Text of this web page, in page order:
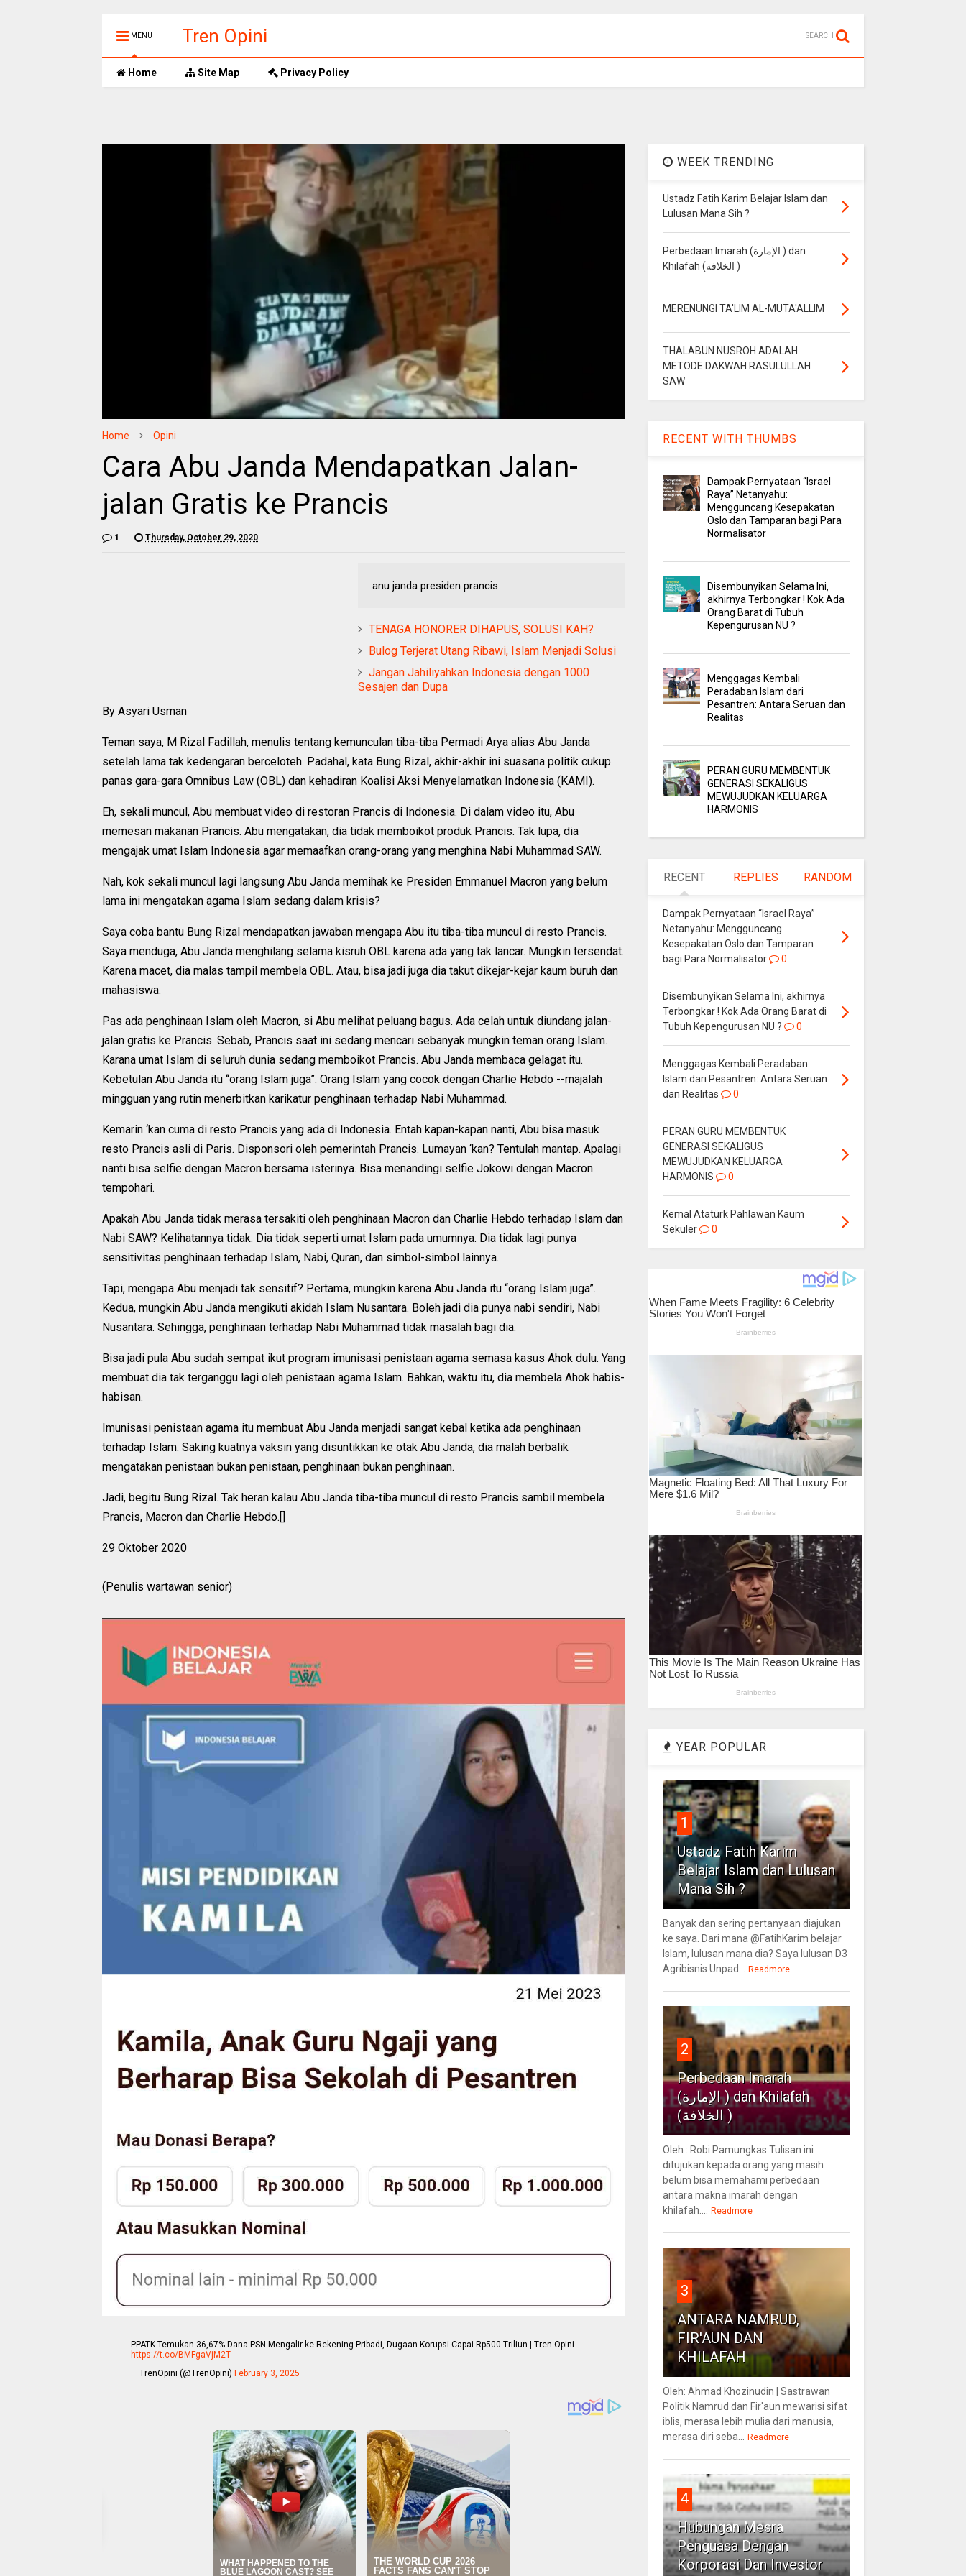
MENU Tren Opini SEARCH
Home Site Map Privacy Policy
Home Opini
Cara Abu Janda Mendapatkan Jalan-
jalan Gratis ke Prancis
1 Thursday, October 29, 2020
anu janda presiden prancis
TENAGA HONORER DIHAPUS, SOLUSI KAH?
Bulog Terjerat Utang Ribawi, Islam Menjadi Solusi
Jangan Jahiliyahkan Indonesia dengan 1000
Sesajen dan Dupa
By Asyari Usman
Teman saya, M Rizal Fadillah, menulis tentang kemunculan tiba-tiba Permadi Arya alias Abu Janda
setelah lama tak kedengaran berceloteh. Padahal, kata Bung Rizal, akhir-akhir ini suasana politik cukup
panas gara-gara Omnibus Law (OBL) dan kehadiran Koalisi Aksi Menyelamatkan Indonesia (KAMI).
Eh, sekali muncul, Abu membuat video di restoran Prancis di Indonesia. Di dalam video itu, Abu
memesan makanan Prancis. Abu mengatakan, dia tidak memboikot produk Prancis. Tak lupa, dia
mengajak umat Islam Indonesia agar memaafkan orang-orang yang menghina Nabi Muhammad SAW.
Nah, kok sekali muncul lagi langsung Abu Janda memihak ke Presiden Emmanuel Macron yang belum
lama ini mengatakan agama Islam sedang dalam krisis?
Saya coba bantu Bung Rizal mendapatkan jawaban mengapa Abu itu tiba-tiba muncul di resto Prancis.
Saya menduga, Abu Janda menghilang selama kisruh OBL karena ada yang tak lancar. Mungkin tersendat.
Karena macet, dia malas tampil membela OBL. Atau, bisa jadi juga dia takut dikejar-kejar kaum buruh dan
mahasiswa.
Pas ada penghinaan Islam oleh Macron, si Abu melihat peluang bagus. Ada celah untuk diundang jalan-
jalan gratis ke Prancis. Sebab, Prancis saat ini sedang mencari sebanyak mungkin teman orang Islam.
Karana umat Islam di seluruh dunia sedang memboikot Prancis. Abu Janda membaca gelagat itu.
Kebetulan Abu Janda itu “orang Islam juga”. Orang Islam yang cocok dengan Charlie Hebdo --majalah
mingguan yang rutin menerbitkan karikatur penghinaan terhadap Nabi Muhammad.
Kemarin ‘kan cuma di resto Prancis yang ada di Indonesia. Entah kapan-kapan nanti, Abu bisa masuk
resto Prancis asli di Paris. Disponsori oleh pemerintah Prancis. Lumayan ‘kan? Tentulah mantap. Apalagi
nanti bisa selfie dengan Macron bersama isterinya. Bisa menandingi selfie Jokowi dengan Macron
tempohari.
Apakah Abu Janda tidak merasa tersakiti oleh penghinaan Macron dan Charlie Hebdo terhadap Islam dan
Nabi SAW? Kelihatannya tidak. Dia tidak seperti umat Islam pada umumnya. Dia tidak lagi punya
sensitivitas penghinaan terhadap Islam, Nabi, Quran, dan simbol-simbol lainnya.
Tapi, mengapa Abu menjadi tak sensitif? Pertama, mungkin karena Abu Janda itu “orang Islam juga”.
Kedua, mungkin Abu Janda mengikuti akidah Islam Nusantara. Boleh jadi dia punya nabi sendiri, Nabi
Nusantara. Sehingga, penghinaan terhadap Nabi Muhammad tidak masalah bagi dia.
Bisa jadi pula Abu sudah sempat ikut program imunisasi penistaan agama semasa kasus Ahok dulu. Yang
membuat dia tak terganggu lagi oleh penistaan agama Islam. Bahkan, waktu itu, dia membela Ahok habis-
habisan.
Imunisasi penistaan agama itu membuat Abu Janda menjadi sangat kebal ketika ada penghinaan
terhadap Islam. Saking kuatnya vaksin yang disuntikkan ke otak Abu Janda, dia malah berbalik
mengatakan penistaan bukan penistaan, penghinaan bukan penghinaan.
Jadi, begitu Bung Rizal. Tak heran kalau Abu Janda tiba-tiba muncul di resto Prancis sambil membela
Prancis, Macron dan Charlie Hebdo.[]
29 Oktober 2020
(Penulis wartawan senior)
PPATK Temukan 36,67% Dana PSN Mengalir ke Rekening Pribadi, Dugaan Korupsi Capai Rp500 Triliun | Tren Opini
https://t.co/BMFgaVjM2T
— TrenOpini (@TrenOpini) February 3, 2025
WEEK TRENDING
Ustadz Fatih Karim Belajar Islam dan
Lulusan Mana Sih ?
Perbedaan Imarah (الإمارة ) dan
Khilafah (الخلافة )
MERENUNGI TA'LIM AL-MUTA'ALLIM
THALABUN NUSROH ADALAH
METODE DAKWAH RASULULLAH
SAW
RECENT WITH THUMBS
Dampak Pernyataan “Israel
Raya” Netanyahu:
Mengguncang Kesepakatan
Oslo dan Tamparan bagi Para
Normalisator
Disembunyikan Selama Ini,
akhirnya Terbongkar ! Kok Ada
Orang Barat di Tubuh
Kepengurusan NU ?
Menggagas Kembali
Peradaban Islam dari
Pesantren: Antara Seruan dan
Realitas
PERAN GURU MEMBENTUK
GENERASI SEKALIGUS
MEWUJUDKAN KELUARGA
HARMONIS
RECENT REPLIES RANDOM
Dampak Pernyataan “Israel Raya”
Netanyahu: Mengguncang
Kesepakatan Oslo dan Tamparan
bagi Para Normalisator
0
Disembunyikan Selama Ini, akhirnya
Terbongkar ! Kok Ada Orang Barat di
Tubuh Kepengurusan NU ?
0
Menggagas Kembali Peradaban
Islam dari Pesantren: Antara Seruan
dan Realitas
0
PERAN GURU MEMBENTUK
GENERASI SEKALIGUS
MEWUJUDKAN KELUARGA
HARMONIS
0
Kemal Atatürk Pahlawan Kaum
Sekuler
0
YEAR POPULAR
1
Ustadz Fatih Karim
Belajar Islam dan Lulusan
Mana Sih ?
Banyak dan sering pertanyaan diajukan
ke saya. Dari mana @FatihKarim belajar
Islam, lulusan mana dia? Saya lulusan D3
Agribisnis Unpad...
Readmore
2
Perbedaan Imarah
(الإمارة ) dan Khilafah
(الخلافة )
Oleh : Robi Pamungkas Tulisan ini
ditujukan kepada orang yang masih
belum bisa memahami perbedaan
antara makna imarah dengan
khilafah....
Readmore
3
ANTARA NAMRUD,
FIR'AUN DAN
KHILAFAH
Oleh: Ahmad Khozinudin | Sastrawan
Politik Namrud dan Fir'aun mewarisi sifat
iblis, merasa lebih mulia dari manusia,
merasa diri seba...
Readmore
4
Hubungan Mesra
Penguasa Dengan
Korporasi Dan Investor